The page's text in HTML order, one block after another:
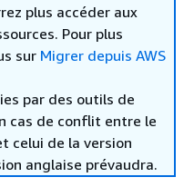
plus accéder aux
Pour plus
sur Migrer depuis AWS
par des outils de
cas de conflit entre le
celui de la version
anglaise prévaudra.